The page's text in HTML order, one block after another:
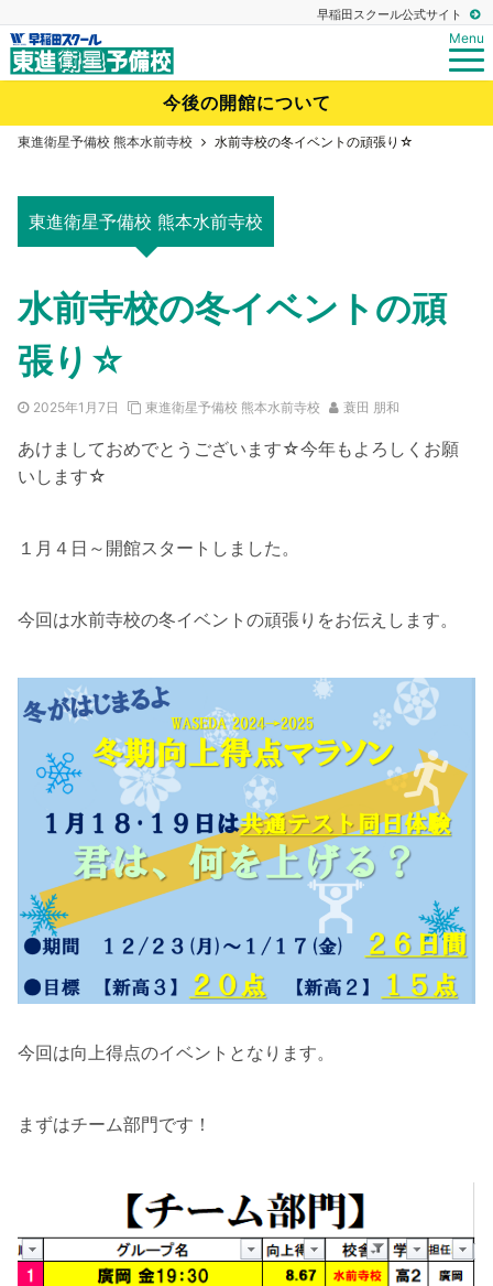
早稲田スクール公式サイト
Menu
今後の開館について
東進衛星予備校 熊本水前寺校 水前寺校の冬イベントの頑張り☆
東進衛星予備校 熊本水前寺校
水前寺校の冬イベントの頑
張り☆
2025年1月7日 東進衛星予備校 熊本水前寺校 蓑田 朋和
あけましておめでとうございます☆今年もよろしくお願
いします☆
１月４日～開館スタートしました。
今回は水前寺校の冬イベントの頑張りをお伝えします。
今回は向上得点のイベントとなります。
まずはチーム部門です！